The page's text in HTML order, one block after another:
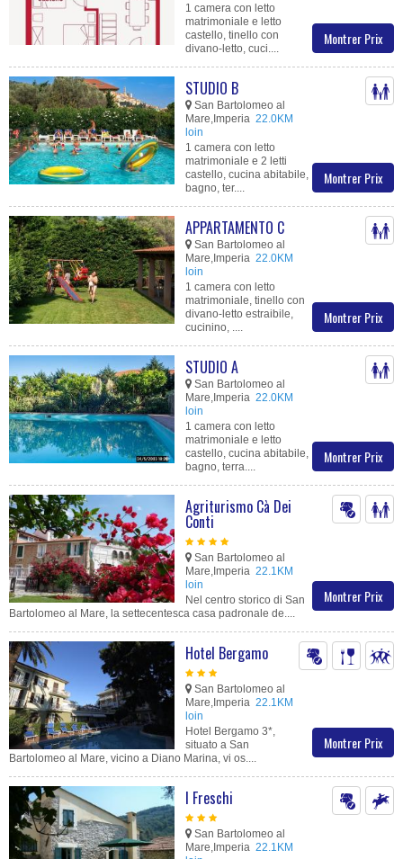
Montrer Prix
1 camera con letto
matrimoniale e letto
castello, tinello con
divano-letto, cuci....
Montrer Prix
STUDIO B
San Bartolomeo al
Mare,Imperia 22.0KM
loin
1 camera con letto
matrimoniale e 2 letti
castello, cucina abitabile,
bagno, ter....
Montrer Prix
APPARTAMENTO C
San Bartolomeo al
Mare,Imperia 22.0KM
loin
1 camera con letto
matrimoniale, tinello con
divano-letto estraibile,
cucinino, ....
Montrer Prix
STUDIO A
San Bartolomeo al
Mare,Imperia 22.0KM
loin
1 camera con letto
matrimoniale e letto
castello, cucina abitabile,
bagno, terra....
Montrer Prix
Agriturismo Cà Dei
Conti
San Bartolomeo al
Mare,Imperia 22.1KM
loin
Nel centro storico di San
Bartolomeo al Mare, la settecentesca casa padronale de....
Montrer Prix
Hotel Bergamo
San Bartolomeo al
Mare,Imperia 22.1KM
loin
Hotel Bergamo 3*,
situato a San
Bartolomeo al Mare, vicino a Diano Marina, vi os....
I Freschi
San Bartolomeo al
Mare,Imperia 22.1KM